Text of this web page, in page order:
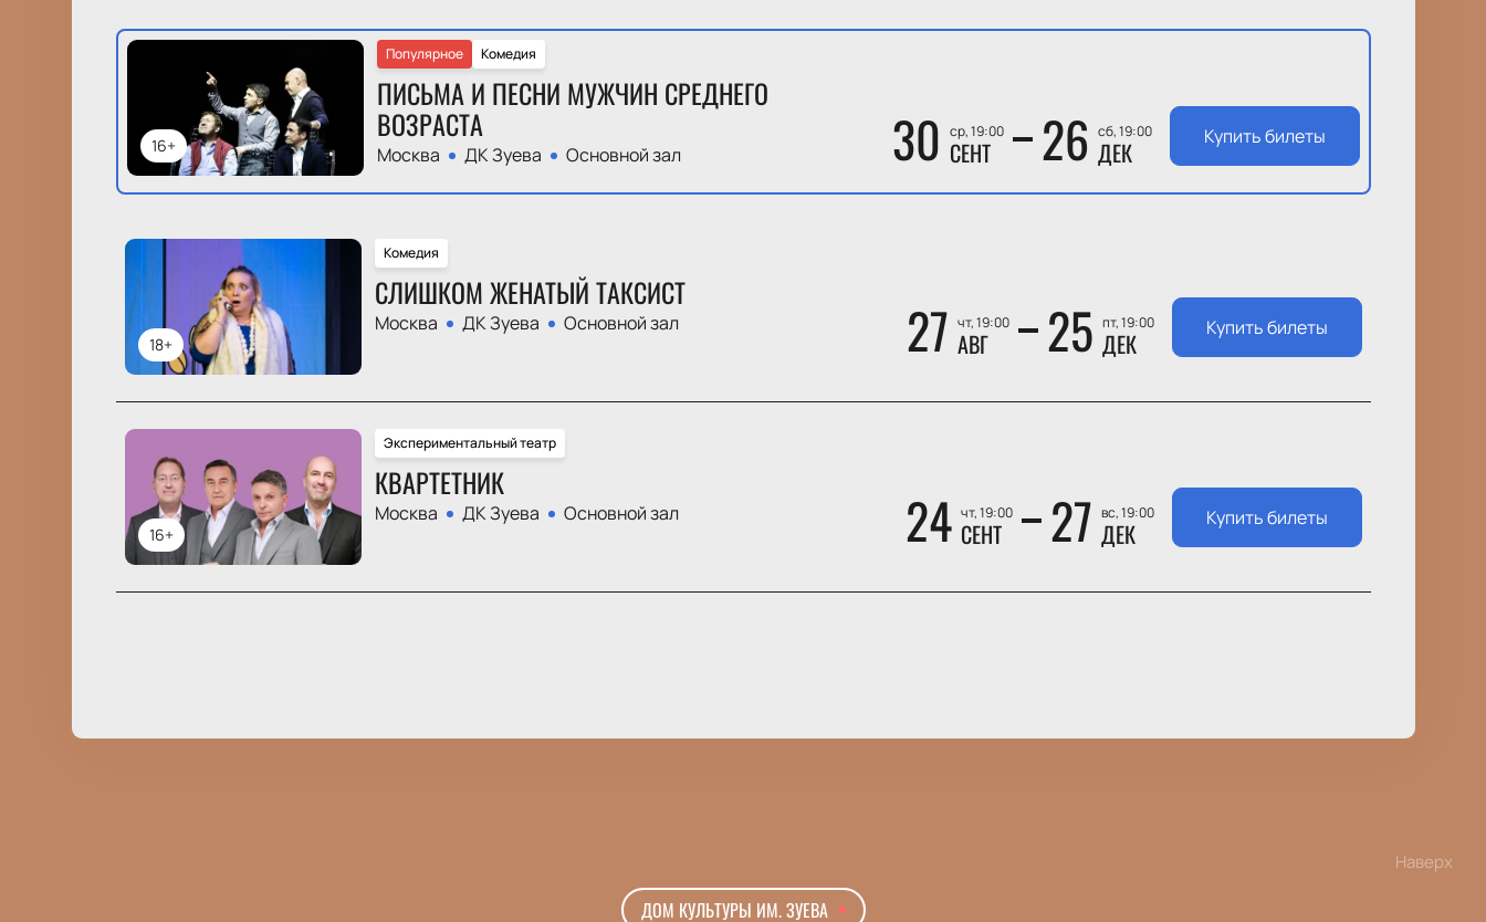
16+
Комедия
Популярное
ПИСЬМА И ПЕСНИ МУЖЧИН СРЕДНЕГО
ВОЗРАСТА
Москва ДК Зуева Основной зал 30 ср, 19:00
СЕНТ 26 сб, 19:00
ДЕК Купить билеты
18+
Комедия
СЛИШКОМ ЖЕНАТЫЙ ТАКСИСТ
Москва ДК Зуева Основной зал 27 чт, 19:00
АВГ 25 пт, 19:00
ДЕК Купить билеты
16+
Экспериментальный театр
КВАРТЕТНИК
Москва ДК Зуева Основной зал 24 чт, 19:00
СЕНТ 27 вс, 19:00
ДЕК Купить билеты
Наверх
ДОМ КУЛЬТУРЫ ИМ. ЗУЕВА